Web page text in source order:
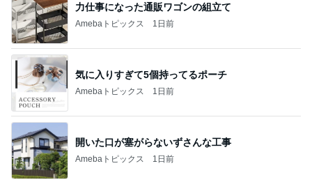
力仕事になった通販ワゴンの組立て
Amebaトピックス 1日前
気に入りすぎて5個持ってるポーチ
Amebaトピックス 1日前
開いた口が塞がらないずさんな工事
Amebaトピックス 1日前